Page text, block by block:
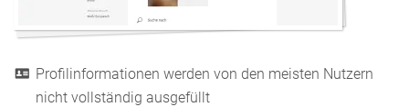
Profilinformationen werden von den meisten Nutzern
nicht vollständig ausgefüllt